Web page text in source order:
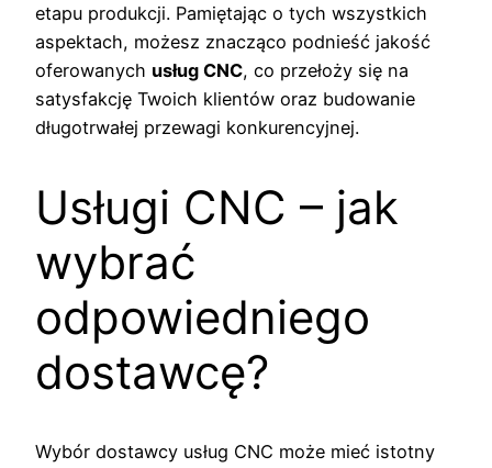
etapu produkcji. Pamiętając o tych wszystkich
aspektach, możesz znacząco podnieść jakość
oferowanych usług CNC, co przełoży się na
satysfakcję Twoich klientów oraz budowanie
długotrwałej przewagi konkurencyjnej.
Usługi CNC – jak
wybrać
odpowiedniego
dostawcę?
Wybór dostawcy usług CNC może mieć istotny